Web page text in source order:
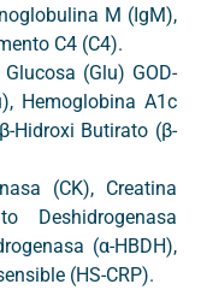
M (IgM),
C4 (C4).
(Glu) GOD-
Hemoglobina A1c
Hidroxi Butirato (β-
(CK), Creatina
Deshidrogenasa
(α-HBDH),
(HS-CRP).